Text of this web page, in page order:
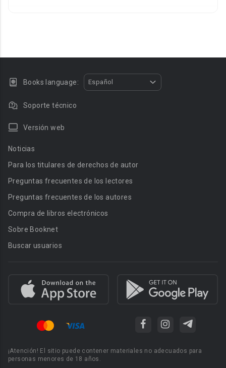
Books language: Español
Soporte técnico
Versión web
Noticias
Para los titulares de derechos de autor
Preguntas frecuentes de los lectores
Preguntas frecuentes de los autores
Compra de libros electrónicos
Sobre Booknet
Buscar usuarios
¡Atención! El sitio puede contener materiales no adecuados para
personas menores de 18 años.